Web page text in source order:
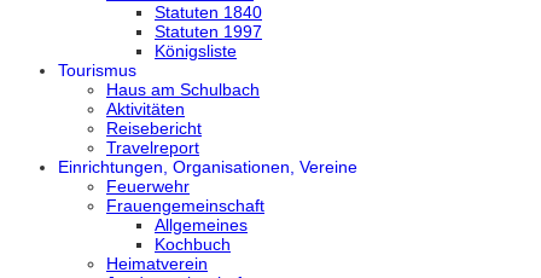
Statuten 1840
Statuten 1997
Königsliste
Tourismus
Haus am Schulbach
Aktivitäten
Reisebericht
Travelreport
Einrichtungen, Organisationen, Vereine
Feuerwehr
Frauengemeinschaft
Allgemeines
Kochbuch
Heimatverein